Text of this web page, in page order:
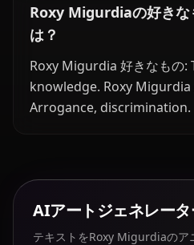
Roxy Migurdiaの好きな
は？
Roxy Migurdia 好きなもの:
knowledge. Roxy Migurdia
Arrogance, discrimination.
AIアートジェネレー
テキストをRoxy Migurdiaのア